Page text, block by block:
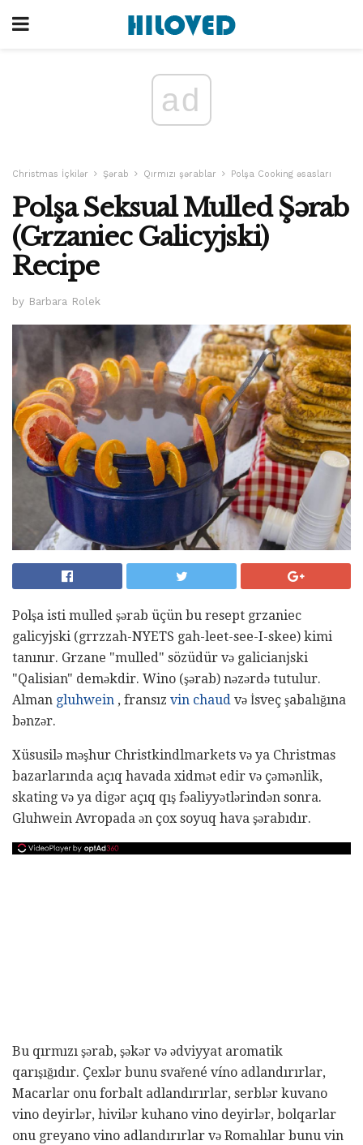
ad
Christmas İçkilər Şərab Qırmızı şərablar Polşa Cooking əsasları
Polşa Seksual Mulled Şərab
(Grzaniec Galicyjski)
Recipe
by Barbara Rolek
Polşa isti mulled şərab üçün bu resept grzaniec
galicyjski (grrzzah-NYETS gah-leet-see-I-skee) kimi
tanınır. Grzane "mulled" sözüdür və galicianjski
"Qalisian" deməkdir. Wino (şərab) nəzərdə tutulur.
Alman gluhwein , fransız vin chaud və İsveç şabalığına
bənzər.
Xüsusilə məşhur Christkindlmarkets və ya Christmas
bazarlarında açıq havada xidmət edir və çəmənlik,
skating və ya digər açıq qış fəaliyyətlərindən sonra.
Gluhwein Avropada ən çox soyuq hava şərabıdır.
Bu qırmızı şərab, şəkər və ədviyyat aromatik
qarışığıdır. Çexlər bunu svařené víno adlandırırlar,
Macarlar onu forbalt adlandırırlar, serblər kuvano
vino deyirlər, hivilər kuhano vino deyirlər, bolqarlar
onu greyano vino adlandırırlar və Romalılar bunu vin